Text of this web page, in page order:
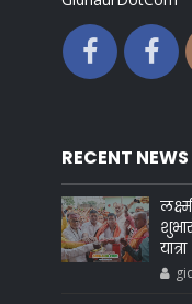
RECENT NEWS
यात्रा